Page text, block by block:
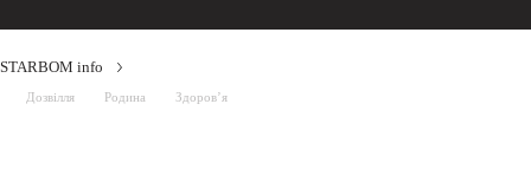
Дозвілля Родина Здоров’я
STARBOM info